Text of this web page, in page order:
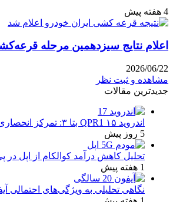
4 هفته پیش
اعلام نتایج سیزدهمین مرحله قرعه‌کشی
2026/06/22
مشاهده و ثبت نظر
جدیدترین مقالات
اندروید ۱۵ QPR1 بتا ۳: تمرکز انحصاری بر پایداری و رفع اشکالات
5 روز پیش
تحلیل کاهش درآمد کوالکام از اپل
1 هفته پیش
نگاهی تحلیلی به ویژگی‌های احتمالی